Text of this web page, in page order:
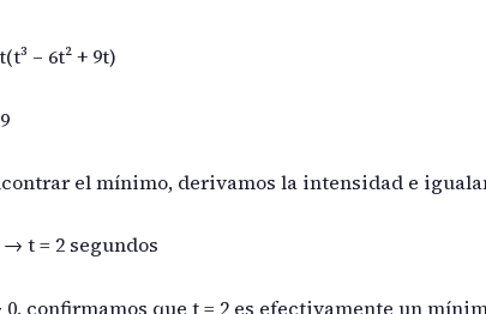
– 6t² + 9t)
el mínimo, derivamos la intensidad e
→ t = 2 segundos
0, confirmamos que t = 2 es efectivamente un